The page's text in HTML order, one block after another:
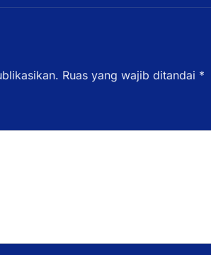
Ruas yang wajib ditandai *